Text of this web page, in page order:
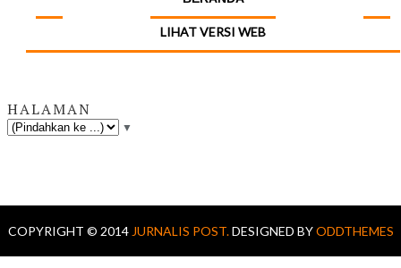
LIHAT VERSI WEB
HALAMAN
▼
COPYRIGHT © 2014 JURNALIS POST.DESIGNED BYODDTHEMES